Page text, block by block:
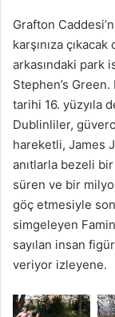
Grafton
karşınıza
arkasındaki park
Stephen’s
tarihi 16. yüzyıla
Dublinliler,
hareketli, James
anıtlarla bezeli bir
süren ve bir
göç etmesiyle
simgeleyen
sayılan insan
veriyor izleyene.